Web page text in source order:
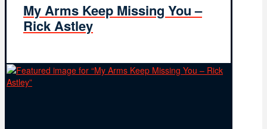
My Arms Keep Missing You –
Rick Astley